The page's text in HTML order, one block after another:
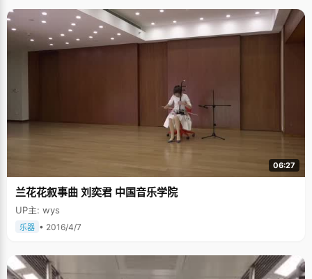
06:27
兰花花叙事曲 刘奕君 中国音乐学院
UP主: wys
乐器 • 2016/4/7